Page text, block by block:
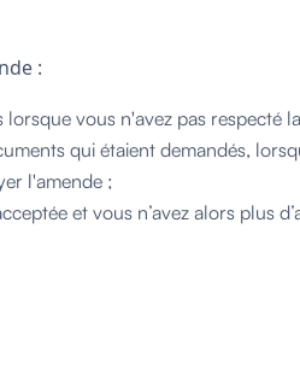
:
lorsque vous n'avez pas respecté
qui étaient demandés,
l'amende ;
et vous n’avez alors plus